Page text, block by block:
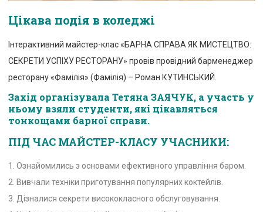
Цікава подія в коледжі
Інтерактивний майстер-клас «БАРНА СПРАВА ЯК МИСТЕЦТВО:
СЕКРЕТИ УСПІХУ РЕСТОРАНУ» провів провідний барменеджер
ресторану «Фамілія» (Фамілія) – Роман КУТИНСЬКИЙ.
Захід організувала Тетяна ЗАЯЧУК, а участь у
ньому взяли студенти, які цікавляться
тонкощами барної справи.
ПІД ЧАС МАЙСТЕР-КЛАСУ УЧАСНИКИ:
1. Ознайомились з основами ефективного управління баром.
2. Вивчали техніки приготування популярних коктейлів.
3. Дізналися секрети висококласного обслуговування.